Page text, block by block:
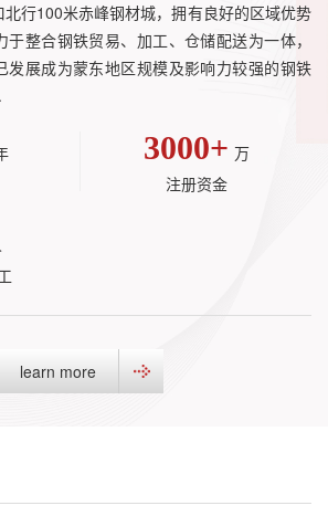
行100米赤峰钢材城，拥有良好的区域优势
整合钢铁贸易、加工、仓储配送为一体，
发展成为蒙东地区规模及影响力较强的钢铁
3000+ 万
注册资金
learn more